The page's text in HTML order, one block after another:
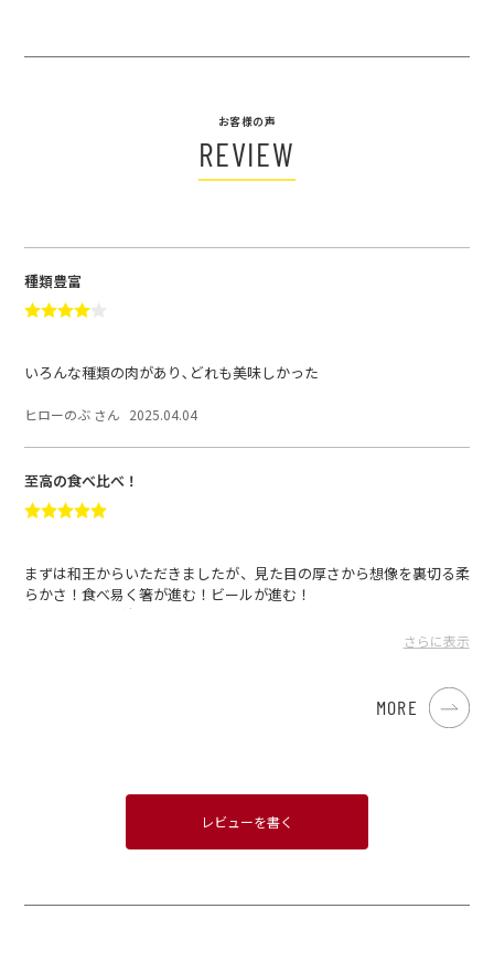
お客様の声
REVIEW
種類豊富
いろんな種類の肉があり､どれも美味しかった
ヒローのぶ さん 2025.04.04
至高の食べ比べ！
まずは和王からいただきましたが、見た目の厚さから想像を裏切る柔
らかさ！食べ易く箸が進む！ビールが進む！
次にTOKYOX。流石はブランド豚！ジューシー！そして甘い！美味し
さらに表示
MORE
レビューを書く